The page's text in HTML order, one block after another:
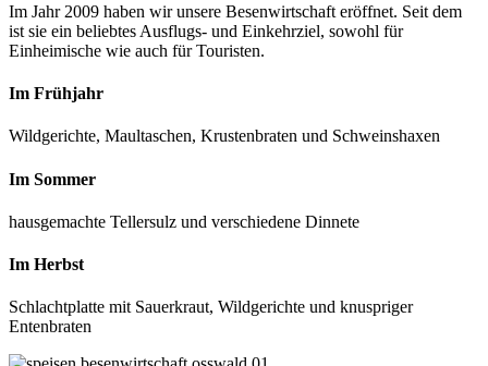
Im Jahr 2009 haben wir unsere Besenwirtschaft eröffnet. Seit dem
ist sie ein beliebtes Ausflugs- und Einkehrziel, sowohl für
Einheimische wie auch für Touristen.
Im Frühjahr
Wildgerichte, Maultaschen, Krustenbraten und Schweinshaxen
Im Sommer
hausgemachte Tellersulz und verschiedene Dinnete
Im Herbst
Schlachtplatte mit Sauerkraut, Wildgerichte und knuspriger
Entenbraten